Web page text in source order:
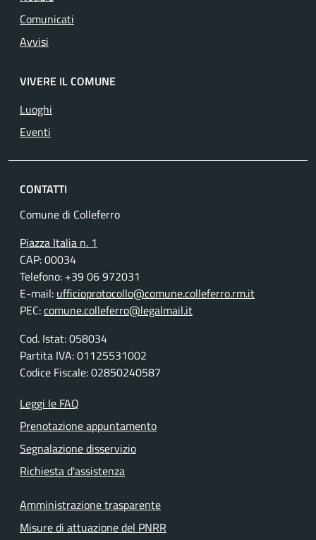
Comunicati
Avvisi
VIVERE IL COMUNE
Luoghi
Eventi
CONTATTI
Comune di Colleferro
Piazza Italia n. 1
CAP: 00034
Telefono: +39 06 972031
E-mail: ufficioprotocollo@comune.colleferro.rm.it
PEC:comune.colleferro@legalmail.it
Cod. Istat: 058034
Partita IVA: 01125531002
Codice Fiscale: 02850240587
Leggi le FAQ
Prenotazione appuntamento
Segnalazione disservizio
Richiesta d'assistenza
Amministrazione trasparente
Misure di attuazione del PNRR